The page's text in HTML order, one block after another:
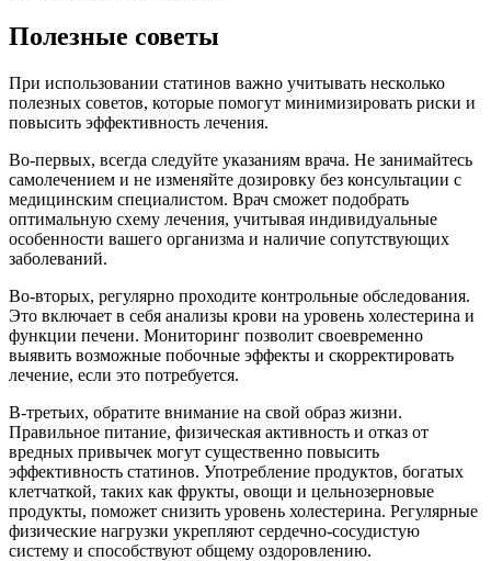
Полезные советы
При использовании статинов важно учитывать несколько
полезных советов, которые помогут минимизировать риски и
повысить эффективность лечения.
Во-первых, всегда следуйте указаниям врача. Не занимайтесь
самолечением и не изменяйте дозировку без консультации с
медицинским специалистом. Врач сможет подобрать
оптимальную схему лечения, учитывая индивидуальные
особенности вашего организма и наличие сопутствующих
заболеваний.
Во-вторых, регулярно проходите контрольные обследования.
Это включает в себя анализы крови на уровень холестерина и
функции печени. Мониторинг позволит своевременно
выявить возможные побочные эффекты и скорректировать
лечение, если это потребуется.
В-третьих, обратите внимание на свой образ жизни.
Правильное питание, физическая активность и отказ от
вредных привычек могут существенно повысить
эффективность статинов. Употребление продуктов, богатых
клетчаткой, таких как фрукты, овощи и цельнозерновые
продукты, поможет снизить уровень холестерина. Регулярные
физические нагрузки укрепляют сердечно-сосудистую
систему и способствуют общему оздоровлению.